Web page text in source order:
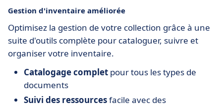
Gestion d'inventaire améliorée
Optimisez la gestion de votre collection grâce à une
suite d'outils complète pour cataloguer, suivre et
organiser votre inventaire.
Catalogage complet pour tous les types de
documents
Suivi des ressourcesfacile avec des